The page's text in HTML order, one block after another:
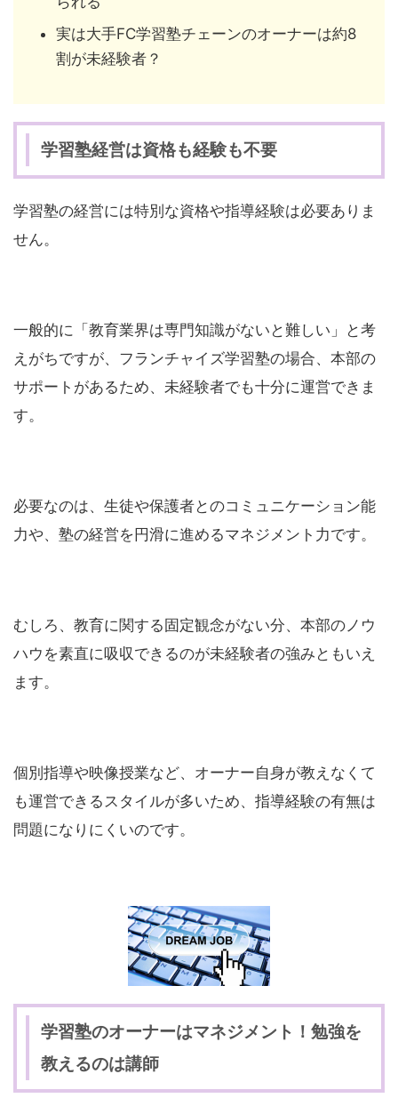
実は大手FC学習塾チェーンのオーナーは約8
割が未経験者？
学習塾経営は資格も経験も不要
学習塾の経営には特別な資格や指導経験は必要ありま
せん。
一般的に「教育業界は専門知識がないと難しい」と考
えがちですが、フランチャイズ学習塾の場合、本部の
サポートがあるため、未経験者でも十分に運営できま
す。
必要なのは、生徒や保護者とのコミュニケーション能
力や、塾の経営を円滑に進めるマネジメント力です。
むしろ、教育に関する固定観念がない分、本部のノウ
ハウを素直に吸収できるのが未経験者の強みともいえ
ます。
個別指導や映像授業など、オーナー自身が教えなくて
も運営できるスタイルが多いため、指導経験の有無は
問題になりにくいのです。
学習塾のオーナーはマネジメント！勉強を
教えるのは講師